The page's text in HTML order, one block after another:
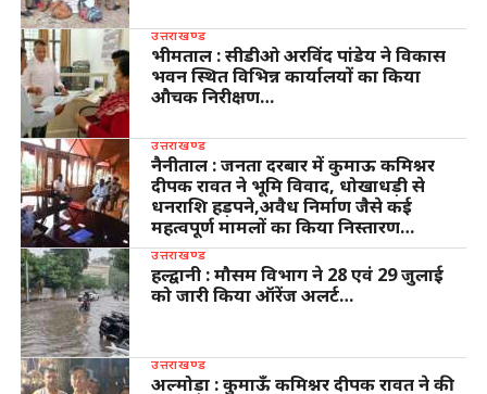
उत्तराखण्ड
भीमताल : सीडीओ अरविंद पांडेय ने विकास
भवन स्थित विभिन्न कार्यालयों का किया
औचक निरीक्षण…
उत्तराखण्ड
नैनीताल : जनता दरबार में कुमाऊ कमिश्नर
दीपक रावत ने भूमि विवाद, धोखाधड़ी से
धनराशि हड़पने,अवैध निर्माण जैसे कई
महत्वपूर्ण मामलों का किया निस्तारण…
उत्तराखण्ड
हल्द्वानी : मौसम विभाग ने 28 एवं 29 जुलाई
को जारी किया ऑरेंज अलर्ट…
उत्तराखण्ड
अल्मोड़ा : कुमाऊँ कमिश्नर दीपक रावत ने की